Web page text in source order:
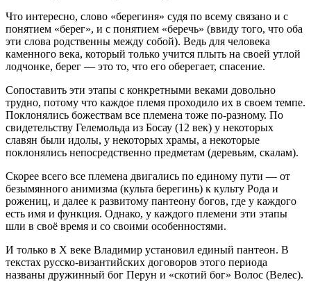
Что интересно, слово «берегиня» судя по всему связано и с
понятием «берег», и с понятием «беречь» (ввиду того, что оба
эти слова родственны между собой). Ведь для человека
каменного века, который только учится плыть на своей утлой
лодчонке, берег — это то, что его оберегает, спасение.
Сопоставить эти этапы с конкретными веками довольно
трудно, потому что каждое племя проходило их в своем темпе.
Поклонялись божествам все племена тоже по-разному. По
свидетельству Гелемольда из Босау (12 век) у некоторых
славян были идолы, у некоторых храмы, а некоторые
поклонялись непосредственно предметам (деревьям, скалам).
Скорее всего все племена двигались по единому пути — от
безымянного анимизма (культа берегинь) к культу Рода и
рожениц, и далее к развитому пантеону богов, где у каждого
есть имя и функция. Однако, у каждого племени эти этапы
шли в своё время и со своими особенностями.
И только в Х веке Владимир установил единый пантеон. В
текстах русско-византийских договоров этого периода
названы дружинный бог Перун и «скотий бог» Волос (Велес).